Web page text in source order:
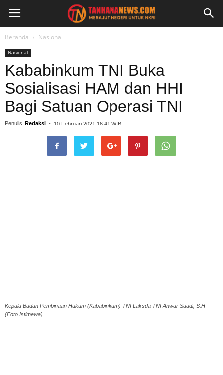
Beranda Nasional
Nasional
Kababinkum TNI Buka
Sosialisasi HAM dan HHI
Bagi Satuan Operasi TNI
Penulis Redaksi - 10 Februari 2021 16:41 WIB
Kepala Badan Pembinaan Hukum (Kababinkum) TNI Laksda TNI Anwar Saadi, S.H
(Foto Istimewa)